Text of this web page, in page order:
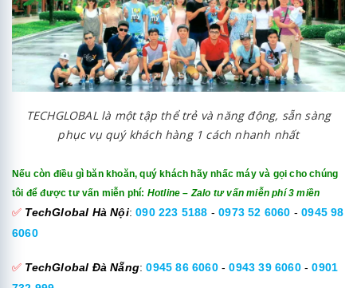
TECHGLOBAL là một tập thể trẻ và năng động, sẵn sàng
phục vụ quý khách hàng 1 cách nhanh nhất
Nếu còn điều gì băn khoăn, quý khách hãy nhấc máy và gọi cho chúng
tôi để được tư vấn miễn phí: Hotline – Zalo tư vấn miễn phí 3 miền
✅ TechGlobal Hà Nội:090 223 5188 -0973 52 6060 -0945 98
6060
✅ TechGlobal Đà Nẵng:0945 86 6060-0943 39 6060-0901